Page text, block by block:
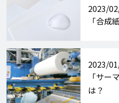
2023/
「合成
2023/
「サー
は？